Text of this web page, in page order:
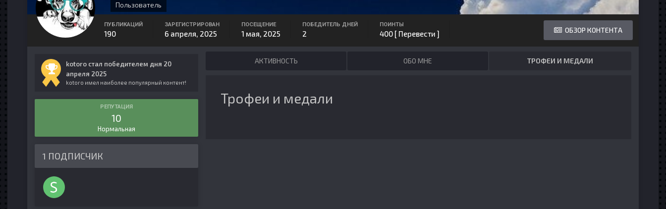
Пользователь
ОБЗОР КОНТЕНТА
ПУБЛИКАЦИЙ
190
ЗАРЕГИСТРИРОВАН
6 апреля, 2025
ПОСЕЩЕНИЕ
1 мая, 2025
ПОБЕДИТЕЛЬ ДНЕЙ
2
ПОИНТЫ
400 [ Перевести ]
kotoro стал победителем дня 20
апреля 2025
kotoro имел наиболее популярный контент!
РЕПУТАЦИЯ
10
Нормальная
1 ПОДПИСЧИК
АКТИВНОСТЬ ОБО МНЕ ТРОФЕИ И МЕДАЛИ
Трофеи и медали